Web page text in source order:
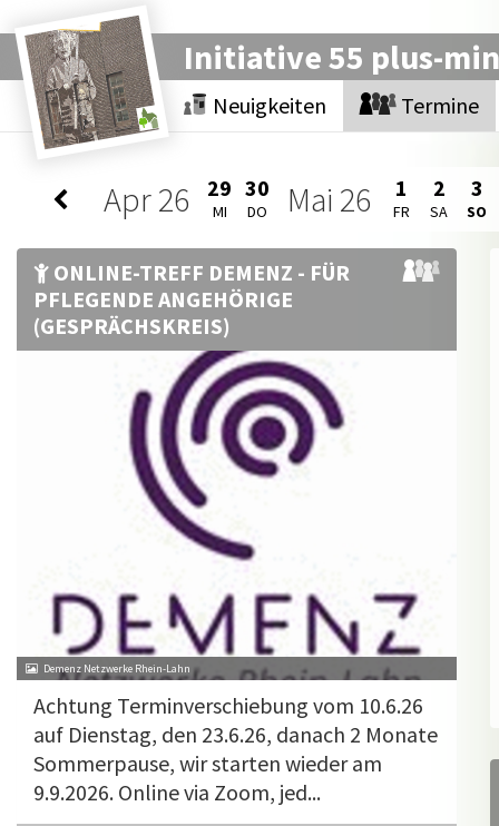
Initiative 55 plus-
Neuigkeiten Termine
Apr26 29
MI
30
DO Mai 26 1
FR
2
SA
3
SO
ONLINE-TREFF DEMENZ - FÜR
PFLEGENDE ANGEHÖRIGE
(GESPRÄCHSKREIS)
Demenz Netzwerke Rhein-Lahn
Achtung Terminverschiebung vom 10.6.26
auf Dienstag, den 23.6.26, danach 2 Monate
Sommerpause, wir starten wieder am
9.9.2026. Online via Zoom, jed...